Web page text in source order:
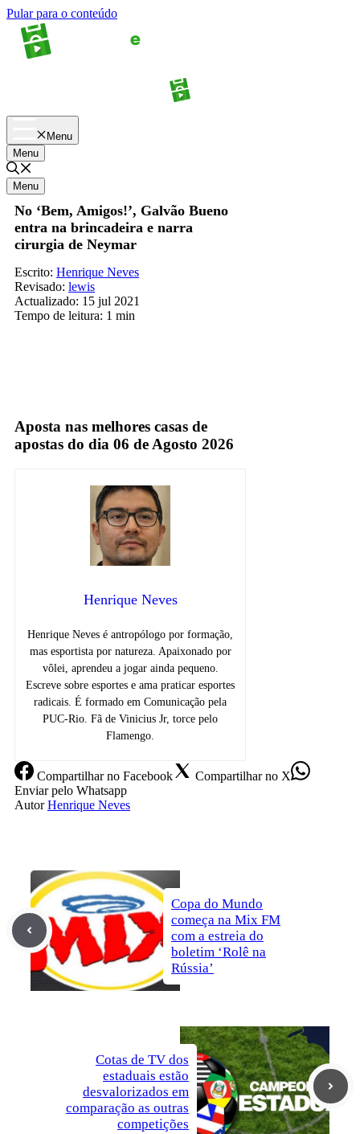
Pular para o conteúdo
Menu
Menu
Menu
No ‘Bem, Amigos!’, Galvão Bueno
entra na brincadeira e narra
cirurgia de Neymar
Escrito: Henrique Neves
Revisado: lewis
Actualizado: 15 jul 2021
Tempo de leitura: 1 min
Aposta nas melhores casas de
apostas do dia 06 de Agosto 2026
Henrique Neves
Henrique Neves é antropólogo por formação,
mas esportista por natureza. Apaixonado por
vôlei, aprendeu a jogar ainda pequeno.
Escreve sobre esportes e ama praticar esportes
radicais. É formado em Comunicação pela
PUC-Rio. Fã de Vinicius Jr, torce pelo
Flamengo.
Compartilharno Facebook Compartilharno X
Enviarpelo Whatsapp
Autor Henrique Neves
Copa do Mundo
começa na Mix FM
com a estreia do
boletim ‘Rolê na
Rússia’
Cotas de TV dos
estaduais estão
desvalorizados em
comparação as outras
competições